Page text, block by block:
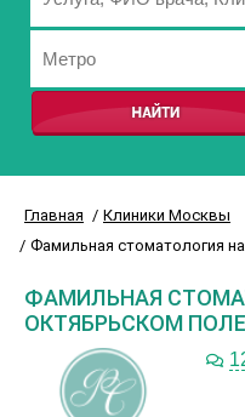
Главная
Клиники Москвы
Фамильная стоматология
ФАМИЛЬНАЯ
ОКТЯБРЬСКОМ ПОЛЕ